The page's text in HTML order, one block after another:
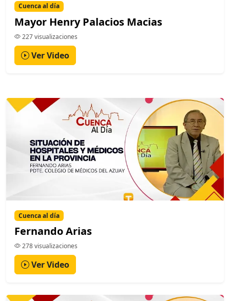
Cuenca al día
Mayor Henry Palacios Macias
227 visualizaciones
Ver Video
Cuenca al día
Fernando Arias
278 visualizaciones
Ver Video